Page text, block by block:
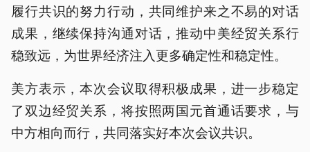
履行共识的努力行动，共同维护来之不易的对话
成果，继续保持沟通对话，推动中美经贸关系行
稳致远，为世界经济注入更多确定性和稳定性。
美方表示，本次会议取得积极成果，进一步稳定
了双边经贸关系，将按照两国元首通话要求，与
中方相向而行，共同落实好本次会议共识。